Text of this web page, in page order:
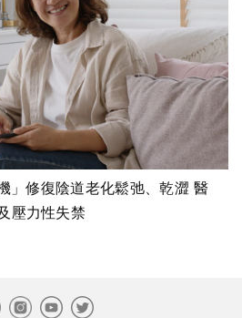
修復陰道老化鬆弛、乾澀 醫
壓力性失禁